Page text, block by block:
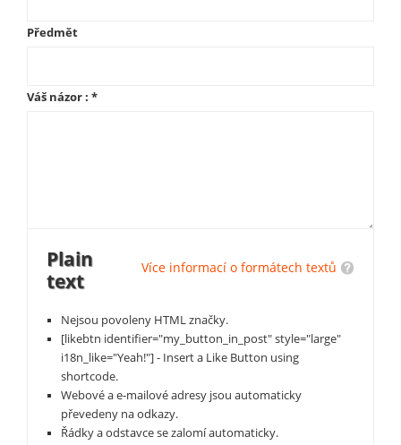
Předmět
Váš názor : *
Více informací o formátech textů
Plain
text
Nejsou povoleny HTML značky.
[likebtn identifier="my_button_in_post" style="large"
i18n_like="Yeah!"] - Insert a Like Button using
shortcode.
Webové a e-mailové adresy jsou automaticky
převedeny na odkazy.
Řádky a odstavce se zalomí automaticky.